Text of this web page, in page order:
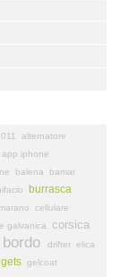
alternatore
app iphone
balena
bamar
burrasca
cellulare
galvanica corsica
drifter elica
gelcoat